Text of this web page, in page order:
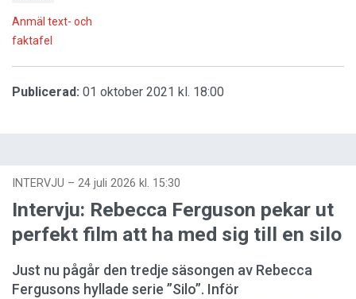
Anmäl text- och
faktafel
Publicerad: 01 oktober 2021 kl. 18:00
INTERVJU – 24 juli 2026 kl. 15:30
Intervju: Rebecca Ferguson pekar ut
perfekt film att ha med sig till en silo
Just nu pågår den tredje säsongen av Rebecca
Fergusons hyllade serie ”Silo”. Inför